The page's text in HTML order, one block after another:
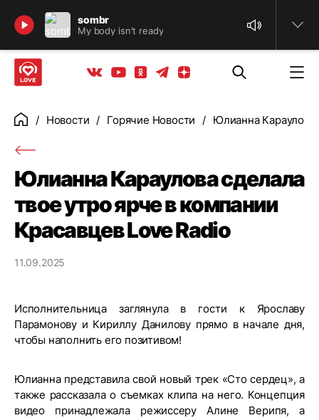
sombr
My body isn't ready
Найти
Вконтакте
YoutubeОдноклассники
ТелеграмЯндекс дзен
ГлавнаяНовости Горячие Новости Юлианна Караулова
Юлианна Караулова сделала
твое утро ярче в компании
Красавцев Love Radio
11.09.2025
Исполнительница заглянула в гости к Ярославу
Парамонову и Кириллу Данилову прямо в начале дня,
чтобы наполнить его позитивом!
Юлианна представила свой новый трек «Сто сердец», а
также рассказала о съемках клипа на него. Концепция
видео принадлежала режиссеру Алине Верипя, а